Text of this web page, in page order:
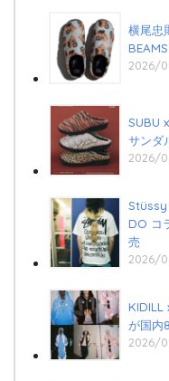
横尾忠
2026/
SUBU
サンダ
2026/
Stüssy
DO コ
売
2026/
KIDILL
が国内
2026/